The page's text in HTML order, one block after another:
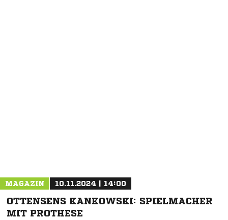
MAGAZIN 10.11.2024 | 14:00
OTTENSENS KANKOWSKI: SPIELMACHER
MIT PROTHESE